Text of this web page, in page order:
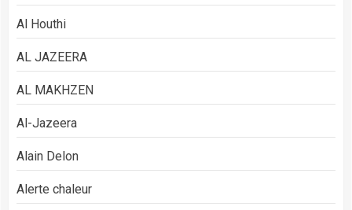
Al Houthi
AL JAZEERA
AL MAKHZEN
Al-Jazeera
Alain Delon
Alerte chaleur